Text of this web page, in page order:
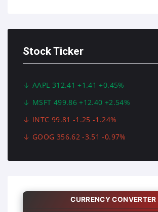
Stock Ticker
AAPL 312.41 +1.41 +0.45%
MSFT 499.86 +12.40 +2.54%
INTC 99.81 -1.25 -1.24%
GOOG 356.62 -3.51 -0.97%